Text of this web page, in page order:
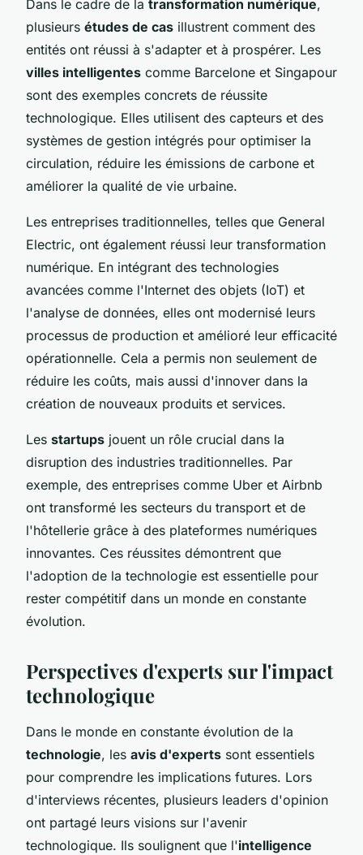
Dans le cadre de la transformation numérique,
plusieurs études de cas illustrent comment des
entités ont réussi à s'adapter et à prospérer. Les
villes intelligentes comme Barcelone et Singapour
sont des exemples concrets de réussite
technologique. Elles utilisent des capteurs et des
systèmes de gestion intégrés pour optimiser la
circulation, réduire les émissions de carbone et
améliorer la qualité de vie urbaine.
Les entreprises traditionnelles, telles que General
Electric, ont également réussi leur transformation
numérique. En intégrant des technologies
avancées comme l'Internet des objets (IoT) et
l'analyse de données, elles ont modernisé leurs
processus de production et amélioré leur efficacité
opérationnelle. Cela a permis non seulement de
réduire les coûts, mais aussi d'innover dans la
création de nouveaux produits et services.
Les startups jouent un rôle crucial dans la
disruption des industries traditionnelles. Par
exemple, des entreprises comme Uber et Airbnb
ont transformé les secteurs du transport et de
l'hôtellerie grâce à des plateformes numériques
innovantes. Ces réussites démontrent que
l'adoption de la technologie est essentielle pour
rester compétitif dans un monde en constante
évolution.
Perspectives d'experts sur l'impact
technologique
Dans le monde en constante évolution de la
technologie, les avis d'experts sont essentiels
pour comprendre les implications futures. Lors
d'interviews récentes, plusieurs leaders d'opinion
ont partagé leurs visions sur l'avenir
technologique. Ils soulignent que l'intelligence